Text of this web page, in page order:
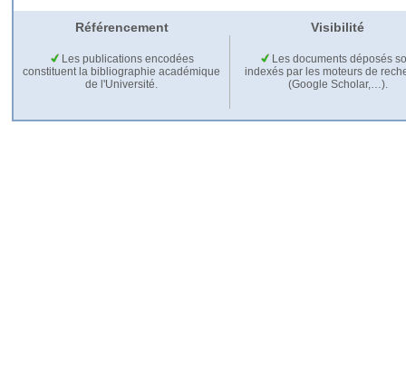
Référencement Visibilité
Les publications encodées
constituent la bibliographie académique
de l'Université.
Les documents déposés
indexés par les moteurs de
(Google Scholar,…).